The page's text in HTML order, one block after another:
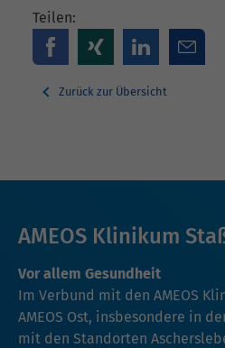
Teilen:
Zurück zur Übersicht
AMEOS Klinikum
Vor allem Gesundheit
Im Verbund mit den AMEOS
AMEOS Ost, insbesondere in
mit den Standorten